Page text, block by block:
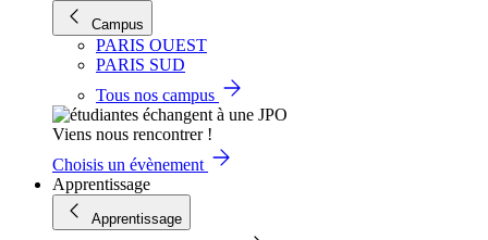
Campus
PARIS OUEST
PARIS SUD
Tous nos campus
Viens nous rencontrer !
Choisis un évènement
Apprentissage
Apprentissage